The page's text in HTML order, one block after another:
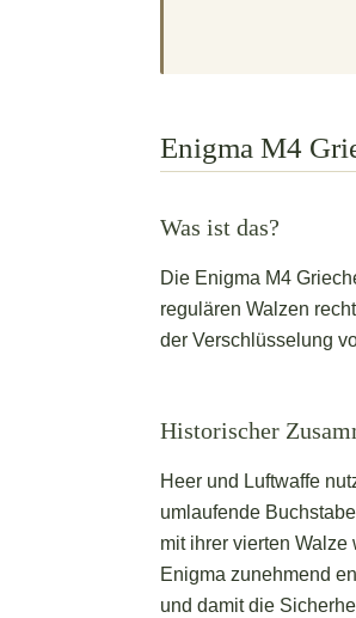
Enigma M4
Was ist das?
Die Enigma M4
regulären Walzen
der Verschlüsselung
Historischer
Heer und Luftwaffe
umlaufende
mit ihrer vierten
Enigma zunehmend
und damit die